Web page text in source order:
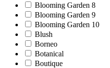
Blooming Garden 8
Blooming Garden 9
Blooming Garden 10
Blush
Borneo
Botanical
Boutique